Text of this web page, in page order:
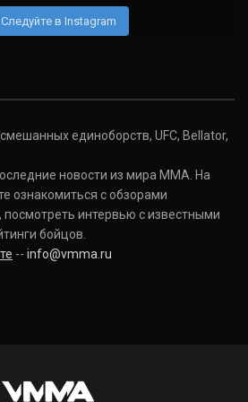
Адесанья
Следуйте в Instagram
единоборств, UFC, Bellator,
новости из мира ММА. На
ознакомиться с обзорами
интервью с известными
бойцов.
-- info@vmma.ru